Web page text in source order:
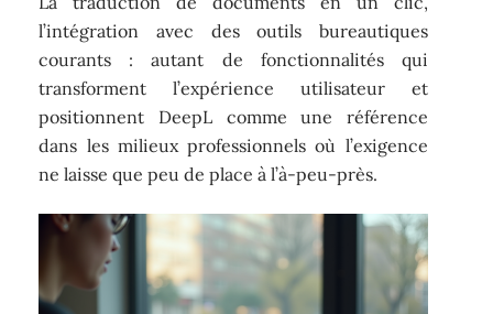
l’intégration avec des outils bureautiques
courants : autant de fonctionnalités qui
transforment l’expérience utilisateur et
positionnent DeepL comme une référence
dans les milieux professionnels où l’exigence
ne laisse que peu de place à l’à-peu-près.